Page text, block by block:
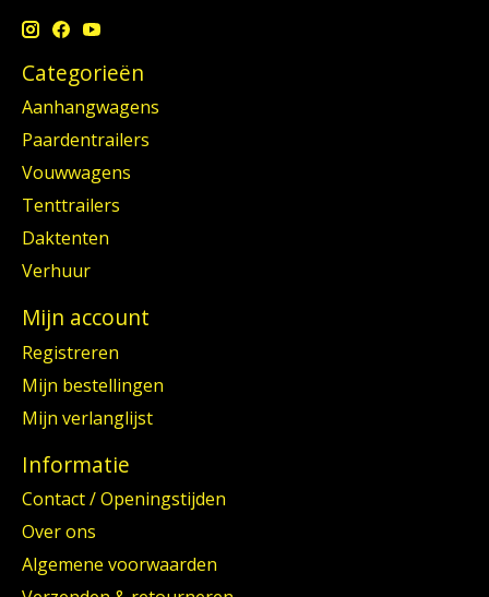
Categorieën
Aanhangwagens
Paardentrailers
Vouwwagens
Tenttrailers
Daktenten
Verhuur
Mijn account
Registreren
Mijn bestellingen
Mijn verlanglijst
Informatie
Contact / Openingstijden
Over ons
Algemene voorwaarden